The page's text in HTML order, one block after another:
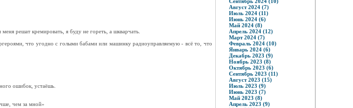
решат кремировать, я буду не гореть, а шкварчать.
что угодно с голыми бабами или машинку радиоуправляемую - всё то, что
ошибок, устаёшь.
чем за мной»
Август 2024 (7)
Июль 2024 (11)
Июнь 2024 (6)
Май 2024 (8)
Апрель 2024 (12)
Март 2024 (7)
Февраль 2024 (10)
Январь 2024 (6)
Декабрь 2023 (9)
Ноябрь 2023 (8)
Октябрь 2023 (6)
Сентябрь 2023 (11)
Август 2023 (15)
Июль 2023 (9)
Июнь 2023 (7)
Май 2023 (8)
Апрель 2023 (9)